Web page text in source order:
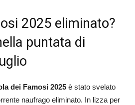
2025 eliminato?
puntata di
dei Famosi 2025 è stato svelato
naufrago eliminato. In lizza per